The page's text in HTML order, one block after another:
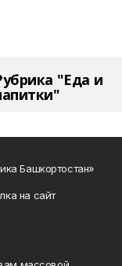
"Еда и
Башкортостан»
на сайт